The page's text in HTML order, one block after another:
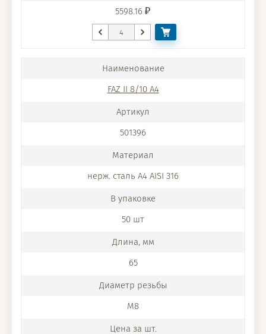
5598.16
FAZ II 8/10 A4
501396
нерж. сталь A4 AISI 316
50 шт
65
M8